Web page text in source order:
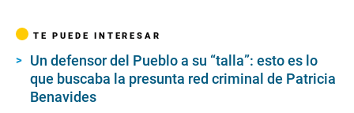
TE PUEDE INTERESAR
Un defensor del Pueblo a su “talla”: esto es lo
que buscaba la presunta red criminal de Patricia
Benavides